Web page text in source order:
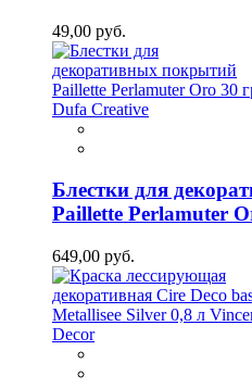
49,00 руб.
Блестки для
Paillette Perlamuter
649,00 руб.